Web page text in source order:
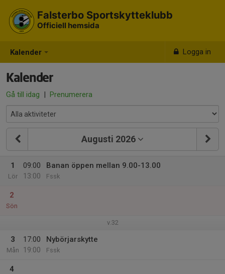
Kalender Logga in
Falsterbo Sportskytteklubb
Officiell hemsida
Kalender
Gå till idag | Prenumerera
Augusti 2026
1
Lör
09:00
13:00
Banan öppen mellan 9.00-13.00
Fssk
2
Sön
v.32
3
Mån
17:00
19:00
Nybörjarskytte
Fssk
4